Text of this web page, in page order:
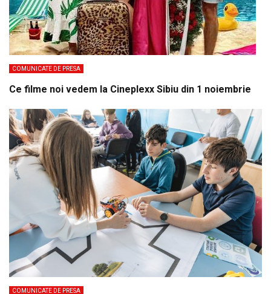
COMUNICATE DE PRESA
Ce filme noi vedem la Cineplexx Sibiu din 1 noiembrie
COMUNICATE DE PRESA